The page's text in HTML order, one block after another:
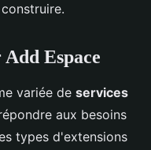
Espace
variée de services
aux besoins
types d'extensions